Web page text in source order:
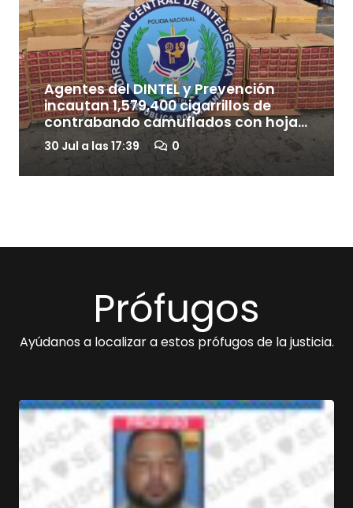
Agentes del DINTEL y Prevención
incautan 1,579,400 cigarrillos de
contrabando camuflados con hojas
de batata en Baní
30 Jul a las 17:39 0
Prófugos
Ayúdanos a localizar a estos prófugos de la justicia.